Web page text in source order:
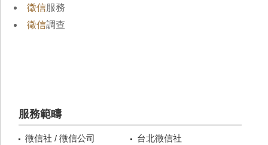
徵信服務
徵信調查
服務範疇
徵信社 / 徵信公司
台北徵信社